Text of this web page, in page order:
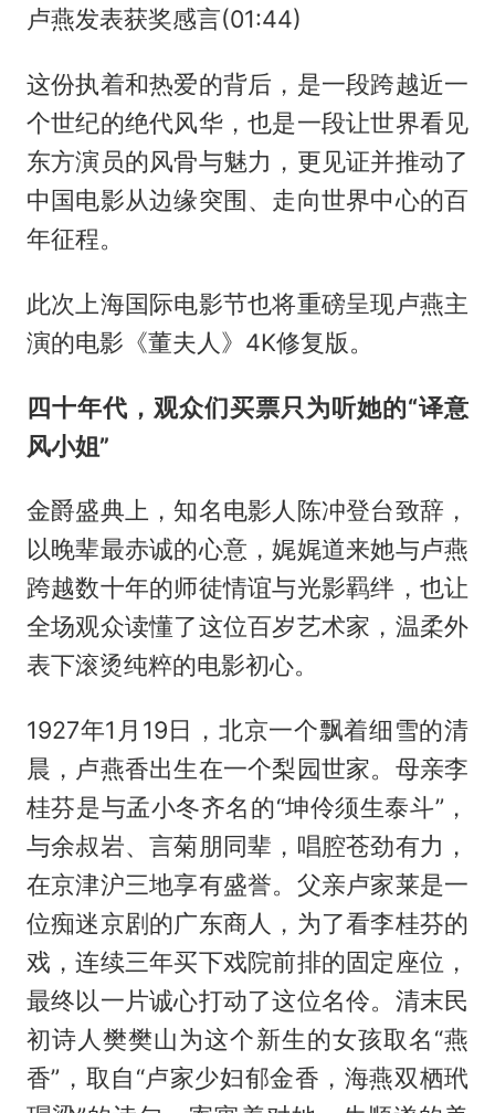
卢燕发表获奖感言(01:44)
这份执着和热爱的背后，是一段跨越近一
个世纪的绝代风华，也是一段让世界看见
东方演员的风骨与魅力，更见证并推动了
中国电影从边缘突围、走向世界中心的百
年征程。
此次上海国际电影节也将重磅呈现卢燕主
演的电影《董夫人》4K修复版。
四十年代，观众们买票只为听她的“译意
风小姐”
金爵盛典上，知名电影人陈冲登台致辞，
以晚辈最赤诚的心意，娓娓道来她与卢燕
跨越数十年的师徒情谊与光影羁绊，也让
全场观众读懂了这位百岁艺术家，温柔外
表下滚烫纯粹的电影初心。
1927年1月19日，北京一个飘着细雪的清
晨，卢燕香出生在一个梨园世家。母亲李
桂芬是与孟小冬齐名的“坤伶须生泰斗”，
与余叔岩、言菊朋同辈，唱腔苍劲有力，
在京津沪三地享有盛誉。父亲卢家莱是一
位痴迷京剧的广东商人，为了看李桂芬的
戏，连续三年买下戏院前排的固定座位，
最终以一片诚心打动了这位名伶。清末民
初诗人樊樊山为这个新生的女孩取名“燕
香”，取自“卢家少妇郁金香，海燕双栖玳